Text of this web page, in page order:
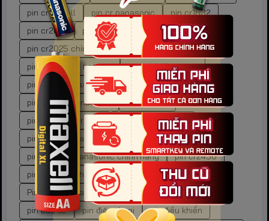
pin cr maxell
pin cr panasonic
pin cr1632
pin cr2016
pin cr2023
Pin CR2025
pin cr2025 chính hãng
pin cr2025 energizer
pin cr2025 gp battery
pin cr2025 lithium
pin cr2025 maxell
pin cr2025 nation power
pin cr2025 panasonic
pin cr2032
pin cr2032 duracell
pin cr2032 maxell
pin CR2032 Panasonic
pin CR2032 Panasonic chính hãng
pin cr2450
pin CR2450 chính hãng
pin CR2450 Maxell
Pin CR2450 Panasonic
pin cửa thông minh
pin cúc áo
pin điện thoại
pin điều khiển